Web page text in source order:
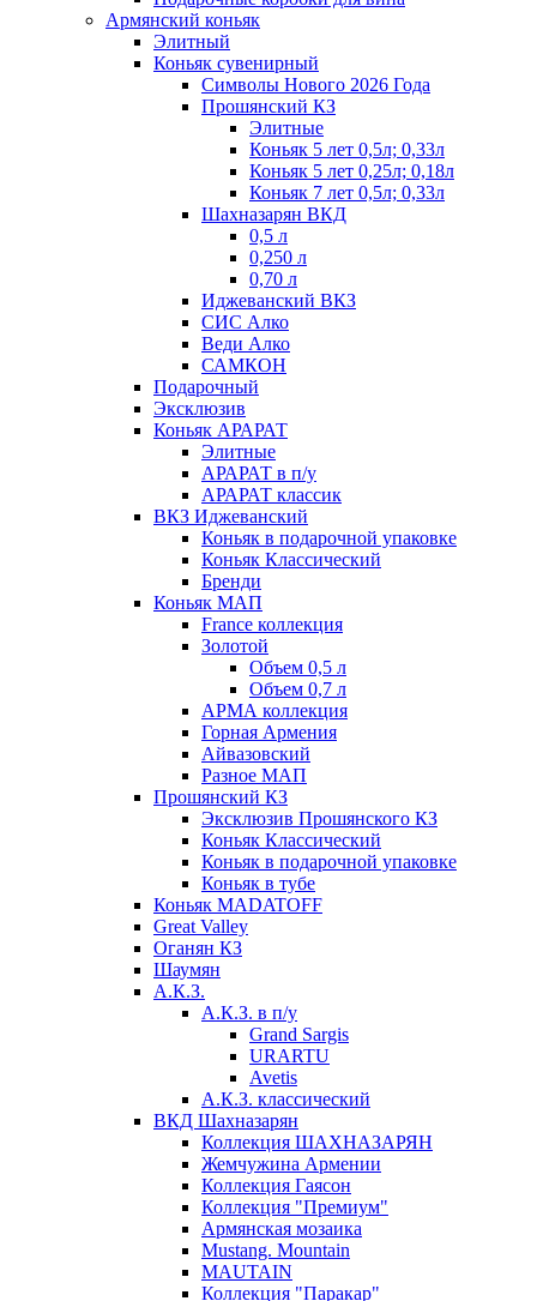
Армянский коньяк
Элитный
Коньяк сувенирный
Символы Нового 2026 Года
Прошянский КЗ
Элитные
Коньяк 5 лет 0,5л; 0,33л
Коньяк 5 лет 0,25л; 0,18л
Коньяк 7 лет 0,5л; 0,33л
Шахназарян ВКД
0,5 л
0,250 л
0,70 л
Иджеванский ВКЗ
СИС Алко
Веди Алко
САМКОН
Подарочный
Эксклюзив
Коньяк АРАРАТ
Элитные
АРАРАТ в п/у
АРАРАТ классик
ВКЗ Иджеванский
Коньяк в подарочной упаковке
Коньяк Классический
Бренди
Коньяк МАП
France коллекция
Золотой
Объем 0,5 л
Объем 0,7 л
АРМА коллекция
Горная Армения
Айвазовский
Разное МАП
Прошянский КЗ
Эксклюзив Прошянского КЗ
Коньяк Классический
Коньяк в подарочной упаковке
Коньяк в тубе
Коньяк MADATOFF
Great Valley
Оганян КЗ
Шаумян
А.К.З.
А.К.З. в п/у
Grand Sargis
URARTU
Avetis
А.К.З. классический
ВКД Шахназарян
Коллекция ШАХНАЗАРЯН
Жемчужина Армении
Коллекция Гаясон
Коллекция "Премиум"
Армянская мозаика
Mustang. Mountain
MAUTAIN
Коллекция "Паракар"